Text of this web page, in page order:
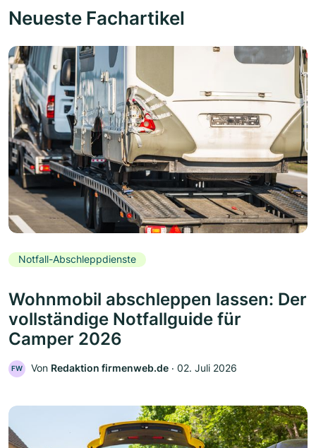
Neueste Fachartikel
Notfall-Abschleppdienste
Wohnmobil abschleppen lassen: Der
vollständige Notfallguide für
Camper 2026
FW Von Redaktion firmenweb.de ‧ 02. Juli 2026